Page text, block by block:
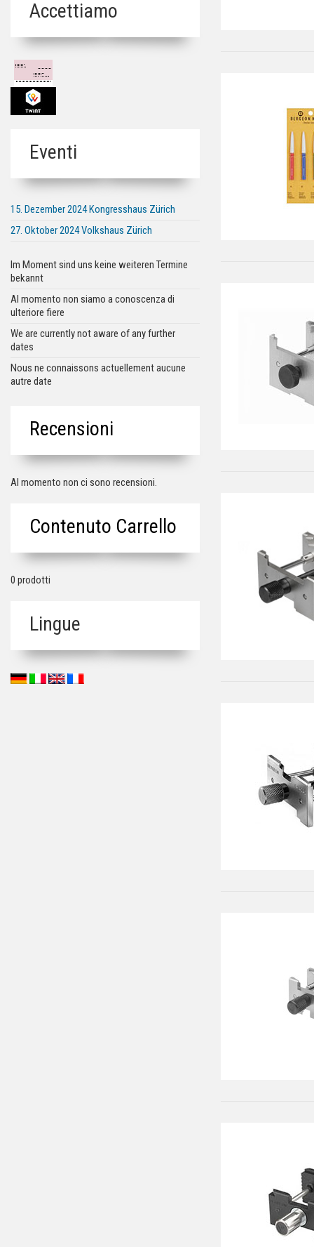
Accettiamo
Eventi
15. Dezember 2024 Kongresshaus Zürich
27. Oktober 2024 Volkshaus Zürich
Im Moment sind uns keine weiteren Termine
bekannt
Al momento non siamo a conoscenza di
ulteriore fiere
We are currently not aware of any further
dates
Nous ne connaissons actuellement aucune
autre date
Recensioni
Al momento non ci sono recensioni.
Contenuto Carrello
0 prodotti
Lingue